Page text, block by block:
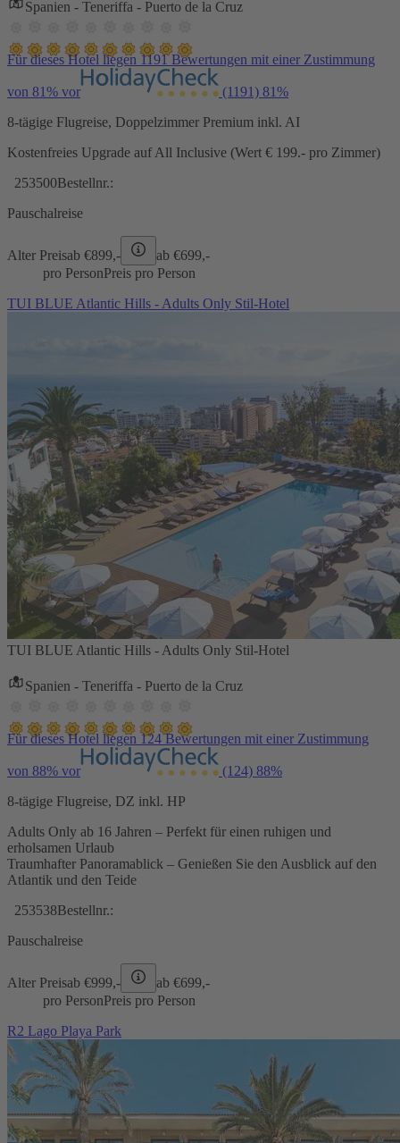
Spanien - Teneriffa - Puerto de la Cruz
Für dieses Hotel liegen 1191 Bewertungen mit einer Zustimmung
von 81% vor (1191) 81%
8-tägige Flugreise, Doppelzimmer Premium inkl. AI
Kostenfreies Upgrade auf All Inclusive (Wert € 199.- pro Zimmer)
253500Bestellnr.:
Pauschalreise
Alter Preisab €899,- ab €699,-
pro PersonPreis pro Person
TUI BLUE Atlantic Hills - Adults Only Stil-Hotel
TUI BLUE Atlantic Hills - Adults Only Stil-Hotel
Spanien - Teneriffa - Puerto de la Cruz
Für dieses Hotel liegen 124 Bewertungen mit einer Zustimmung
von 88% vor (124) 88%
8-tägige Flugreise, DZ inkl. HP
Adults Only ab 16 Jahren – Perfekt für einen ruhigen und
erholsamen Urlaub
Traumhafter Panoramablick – Genießen Sie den Ausblick auf den
Atlantik und den Teide
253538Bestellnr.:
Pauschalreise
Alter Preisab €999,- ab €699,-
pro PersonPreis pro Person
R2 Lago Playa Park